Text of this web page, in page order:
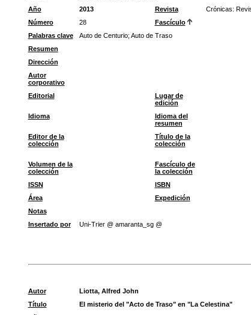
Año
2013 Revista Crónicas:
Número
28 Fascículo
Palabras clave
Auto de Centurio; Auto de Traso
Resumen
Dirección
Autor
corporativo
Editorial
Lugar de
edición
Idioma
Idioma del
resumen
Editor de la
colección
Título de la
colección
Volumen de la
colección
Fascículo de
la colección
ISSN ISBN
Área
Expedición
Notas
Insertado por
Uni-Trier @ amaranta_sg @
Autor
Liotta, Alfred John
Título
El misterio del "Acto de Traso" en "La Celestina"